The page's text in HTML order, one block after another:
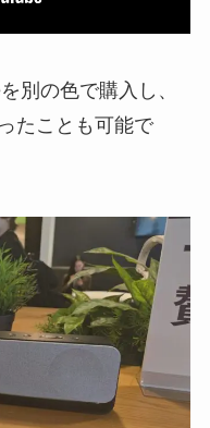
別の色で購入し、
たことも可能で